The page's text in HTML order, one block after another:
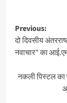
Post
Previous:
दो दिवसीय
नवाचार” का
नकली पिस्टल का